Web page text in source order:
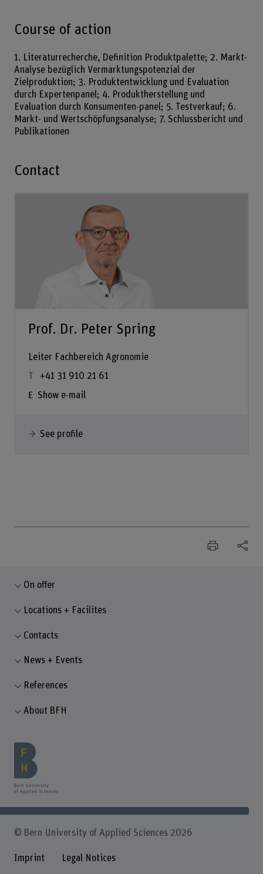
Course of action
1. Literaturrecherche, Definition Produktpalette; 2. Markt-
Analyse bezüglich Vermarktungspotenzial der
Zielproduktion; 3. Produktentwicklung und Evaluation
durch Expertenpanel; 4. Produktherstellung und
Evaluation durch Konsumenten-panel; 5. Testverkauf; 6.
Markt- und Wertschöpfungsanalyse; 7. Schlussbericht und
Publikationen
Contact
Prof. Dr. Peter Spring
Leiter Fachbereich Agronomie
+41 31 910 21 61
Show e-mail
See profile
On offer
Locations + Facilites
Contacts
News + Events
References
About BFH
© Bern University of Applied Sciences 2026
Imprint Legal Notices